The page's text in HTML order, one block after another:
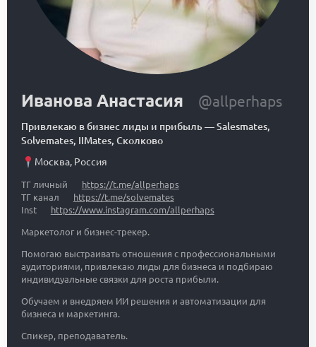
Иванова Анастасия @allperhaps
Привлекаю в бизнес лиды и прибыль—Salesmates,
Solvemates, IIMates, Сколково
Москва, Россия
ТГ личный
https://t.me/allperhaps
ТГ канал
https://t.me/solvemates
Inst
https://www.instagram.com/allperhaps
Маркетолог и бизнес-трекер.
Помогаю выстраивать отношения с профессиональными
аудиториями, привлекаю лиды для бизнеса и подбираю
индивидуальные связки для роста прибыли.
Обучаем и внедряем ИИ решения и автоматизации для
бизнеса и маркетинга.
Спикер, преподаватель.